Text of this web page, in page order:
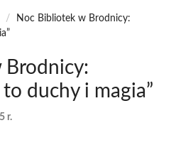
/
Noc Bibliotek w Brodnicy:
Brodnicy:
duchy i magia”
r.